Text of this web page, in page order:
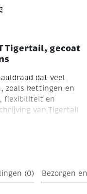
Tigertail, gecoat
dat veel
zoals kettingen en
flexibiliteit en
van Tigertail
beschermende
(0) Bezorgen